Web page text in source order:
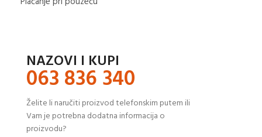
NAZOVI I KUPI
063 836 340
Želite li naručiti proizvod telefonskim putem ili
Vam je potrebna dodatna informacija o
proizvodu?